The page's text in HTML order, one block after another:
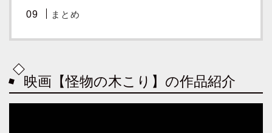
まとめ
映画【怪物の木こり】の作品紹介